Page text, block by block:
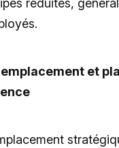
réduites,
et